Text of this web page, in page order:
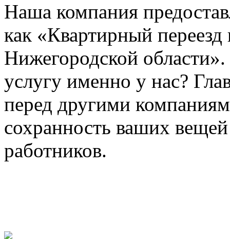
Наша компания
как «Квартирный
Нижегородской области».
услугу именно у нас?
перед другими
сохранность ваших
работников.